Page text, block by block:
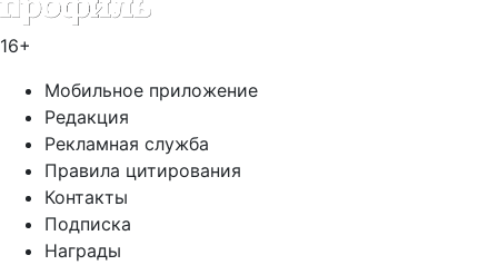
16+
Мобильное приложение
Редакция
Рекламная служба
Правила цитирования
Контакты
Подписка
Награды